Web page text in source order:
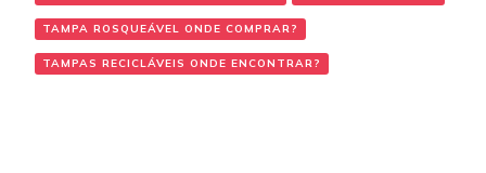
TAMPA ROSQUEÁVEL ONDE COMPRAR?
TAMPAS RECICLÁVEIS ONDE ENCONTRAR?